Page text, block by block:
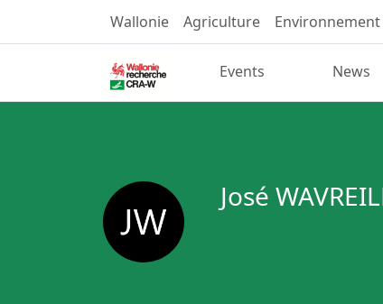
Wallonie Agriculture Environnement
Events News
José